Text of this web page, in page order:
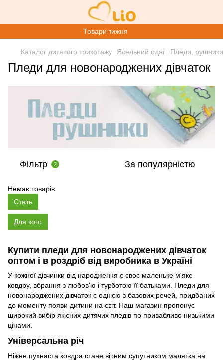
Товари тижня
Каталог дитячого трикотажу Ясельний одяг Пледи, рушники
Пледи для новонароджених дівчаток
Фільтр 2 За популярністю
Немає товарів
Купити пледи для новонароджених дівчаток
оптом і в роздріб від виробника в Україні
У кожної дівчинки від народження є своє маленьке м'яке
ковдру, вбрання з любов'ю і турботою її батьками. Пледи для
новонароджених дівчаток є однією з базових речей, придбаних
до моменту появи дитини на світ. Наш магазин пропонує
широкий вибір якісних дитячих пледів по привабливо низькими
цінами.
Універсальна річ
Ніжне пухнаста ковдра стане вірним супутником малятка на
Стать
Для кого